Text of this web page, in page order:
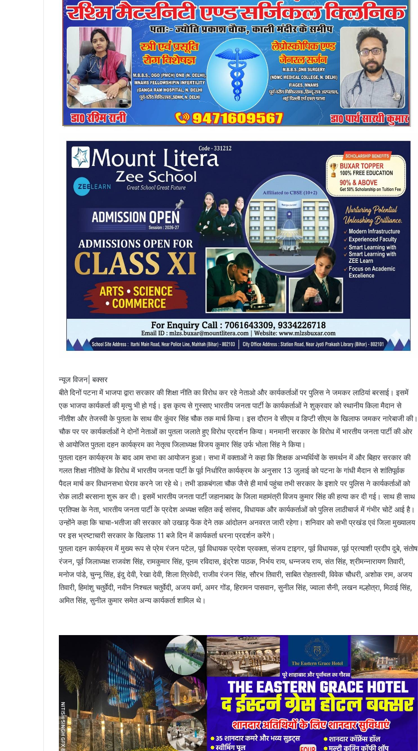
न्यूज विजन| बक्सर
बीते दिनों पटना में भाजपा द्वारा सरकार की शिक्षा नीति का विरोध कर रहे नेताओ और कार्यकर्ताओं पर पुलिस ने जमकर लाठियां बरसाई। इसमें
एक भाजपा कार्यकर्ता की मृत्यु भी हो गई। इस कृत्य से गुस्साए भारतीय जनता पार्टी के कार्यकर्ताओं ने शुक्रवार को स्थानीय किला मैदान से
नीतीश और तेजस्वी के पुतला के साथ वीर कुंवर सिंह चौक तक मार्च किया। इस दौरान वे सीएम व डिप्टी सीएम के खिलाफ जमकर नारेबाजी की।
चौक पर पर कार्यकर्ताओं ने दोनों नेताओं का पुतला जलाते हुए विरोध प्रदर्शन किया। मनमानी सरकार के विरोध में भारतीय जनता पार्टी की ओर
से आयोजित पुतला दहन कार्यक्रम का नेतृत्व जिलाध्यक्ष विजय कुमार सिंह उर्फ भोला सिंह ने किया।
पुतला दहन कार्यक्रम के बाद आम सभा का आयोजन हुआ। सभा में वक्ताओं ने कहा कि शिक्षक अभ्यर्थियों के समर्थन में और बिहार सरकार की
गलत शिक्षा नीतियों के विरोध में भारतीय जनता पार्टी के पूर्व निर्धारित कार्यक्रम के अनुसार 13 जुलाई को पटना के गांधी मैदान से शांतिपूर्वक
पैदल मार्च कर विधानसभा घेराव करने जा रहे थे। तभी डाकबंगला चौक जैसे ही मार्च पहुंचा तभी सरकार के इशारे पर पुलिस ने कार्यकर्ताओं को
रोक लाठी बरसाना शुरू कर दी। इसमें भारतीय जनता पार्टी जहानाबाद के जिला महामंत्री विजय कुमार सिंह की हत्या कर दी गई। साथ ही साथ
प्रतिपक्ष के नेता, भारतीय जनता पार्टी के प्रदेश अध्यक्ष सहित कई सांसद, विधायक और कार्यकर्ताओं को पुलिस लाठीचार्ज में गंभीर चोटें आई है।
उन्होंने कहा कि चाचा-भतीजा की सरकार को उखाड़ फेंक देने तक आंदोलन अनवरत जारी रहेगा। शनिवार को सभी प्रखंड एवं जिला मुख्यालय
पर इस भ्रष्टाचारी सरकार के खिलाफ 11 बजे दिन में कार्यकर्ता धरना प्रदर्शन करेंगे।
पुतला दहन कार्यक्रम में मुख्य रूप से प्रेम रंजन पटेल, पूर्व विधायक प्रदेश प्रवक्ता, संजय टाइगर, पूर्व विधायक, पूर्व प्रत्याशी प्रदीप दुबे, संतोष
रंजन, पूर्व जिलाध्यक्ष राजवंश सिंह, रामकुमार सिंह, पूनम रविदास, इंद्रेश पाठक, निर्भय राय, धन्नजय राय, संत सिंह, श्रीमन्नारायण तिवारी,
मनोज पांडे, चुन्नू सिंह, इंदु देवी, रेखा देवी, शिला त्रिवेदी, राजीव रंजन सिंह, सौरभ तिवारी, साबित रोहतास्वी, विवेक चौधरी, अशोक राम, अजय
तिवारी, हिमांशु चतुर्वेदी, नवीन निश्चल चतुर्वेदी, अजय वर्मा, अमर गोंड, हिरामन पासवान, सुनील सिंह, ज्वाला सैनी, लखन मल्होत्रा, मिठाई सिंह,
अमित सिंह, सुनील कुमार समेत अन्य कार्यकर्ता शामिल थे।